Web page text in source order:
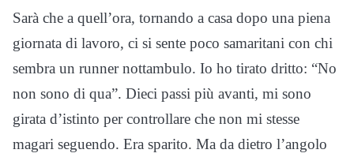
Sarà che a quell’ora, tornando a casa dopo una piena
giornata di lavoro, ci si sente poco samaritani con chi
sembra un runner nottambulo. Io ho tirato dritto: “No
non sono di qua”. Dieci passi più avanti, mi sono
girata d’istinto per controllare che non mi stesse
magari seguendo. Era sparito. Ma da dietro l’angolo